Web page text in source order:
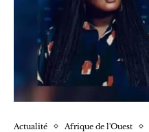
Actualité Afrique de l'Ouest